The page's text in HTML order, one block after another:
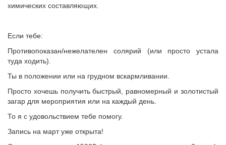
химических составляющих.
Если тебе:
Противопоказан/нежелателен солярий (или просто устала
туда ходить).
Ты в положении или на грудном вскармливании.
Просто хочешь получить быстрый, равномерный и золотистый
загар для мероприятия или на каждый день.
То я с удовольствием тебе помогу.
Запись на март уже открыта!